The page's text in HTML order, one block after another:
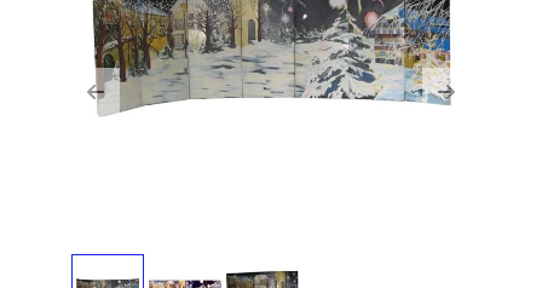
Previous Next